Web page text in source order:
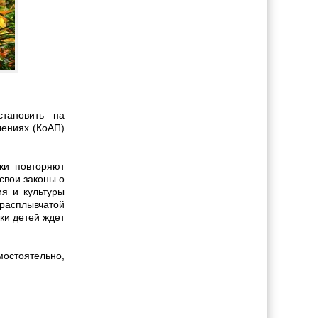
на
(КоАП)
повторяют
законы о
и культуры
детей ждет